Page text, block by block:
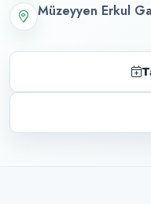
Müzeyyen Erkul